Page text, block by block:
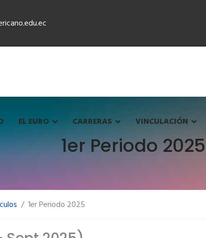
EL EURO CARRERAS VINCULACIÓN
1er Periodo 2025
1er Periodo 2025